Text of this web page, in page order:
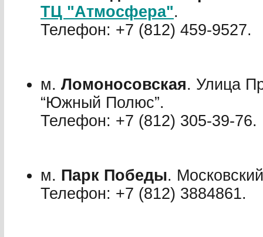
ТЦ "Атмосфера".
Телефон: +7 (812) 459-95­27.
м. Ломоносовская. Улица
“Южный Полюс”.
Телефон: +7 (812) 305-39-76.
м. Парк Победы.
Телефон: +7 (812) 388­48­61.